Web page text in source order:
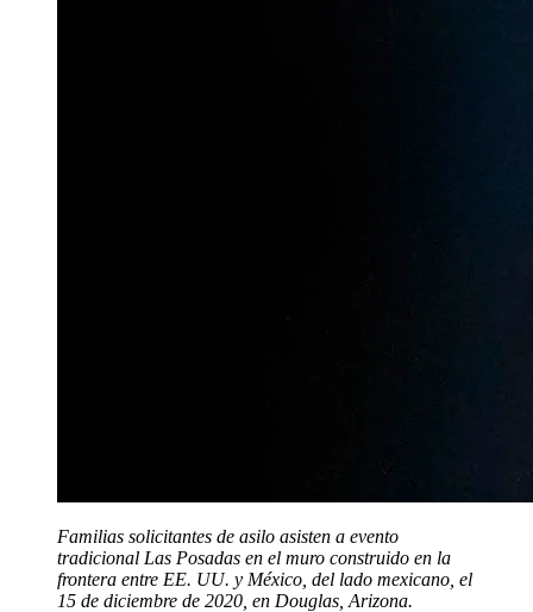
Familias solicitantes de asilo asisten a evento
tradicional Las Posadas en el muro construido en la
frontera entre EE. UU. y México, del lado mexicano, el
15 de diciembre de 2020, en Douglas, Arizona.